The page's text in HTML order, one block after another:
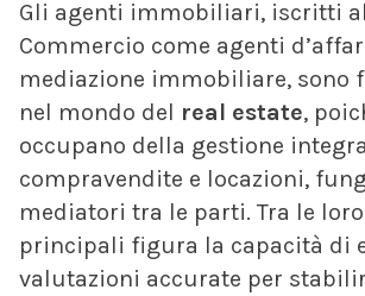
Gli agenti immobiliari, iscritti
Commercio come agenti
mediazione immobiliare, sono
nel mondo del real estate,
occupano della gestione
compravendite e locazioni,
mediatori tra le parti. Tra le
principali figura la capacità di
valutazioni accurate per